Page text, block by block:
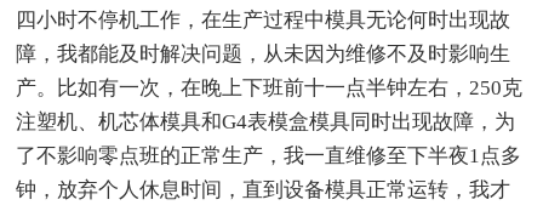
四小时不停机工作，在生产过程中模具无论何时出现故
障，我都能及时解决问题，从未因为维修不及时影响生
产。比如有一次，在晚上下班前十一点半钟左右，250克
注塑机、机芯体模具和G4表模盒模具同时出现故障，为
了不影响零点班的正常生产，我一直维修至下半夜1点多
钟，放弃个人休息时间，直到设备模具正常运转，我才